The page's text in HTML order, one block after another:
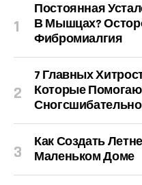
Постоянная
В Мышцах?
Фибромиалгия
7 Главных
Которые
Сногсшибательно
Как Создать
Маленьком Доме